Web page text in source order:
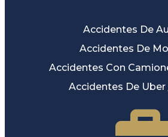
Accidentes De
Accidentes De
Accidentes Con
Accidentes De